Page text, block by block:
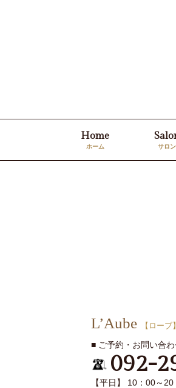
Home
ホーム サロン
L’Aube 【ローブ
■ ご予約・お問い合
092-
【平日】 10：00～